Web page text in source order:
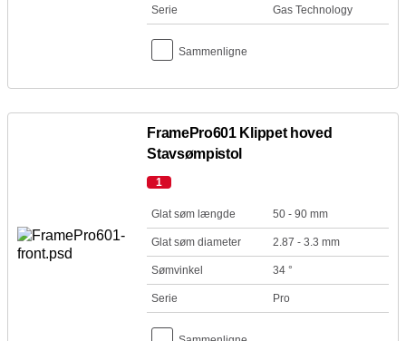
Serie Gas Technology
Sammenligne
FramePro601 Klippet hoved
Stavsømpistol
1
Glat søm længde 50 - 90 mm
Glat søm diameter 2.87 - 3.3 mm
Sømvinkel 34 °
Serie Pro